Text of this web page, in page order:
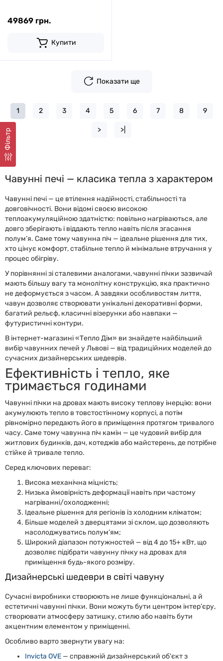
Фільтр
49869 грн.
Купити
Показати ще
1 2 3 4 5 6 7 8 9
> >|
Чавунні печі — класика тепла з характером
Чавунні печі — це втілення надійності, стабільності та
довговічності. Вони відомі своєю високою
теплоакумуляційною здатністю: повільно нагріваються, але
довго зберігають і віддають тепло навіть після згасання
полум’я. Саме тому чавунна піч — ідеальне рішення для тих,
хто цінує комфорт, стабільне тепло й мінімальне втручання у
процес обігріву.
У порівнянні зі сталевими аналогами, чавунні пічки зазвичай
мають більшу вагу та монолітну конструкцію, яка практично
не деформується з часом. А завдяки особливостям лиття,
чавун дозволяє створювати унікальні декоративні форми,
багатий рельєф, класичні візерунки або навпаки —
футуристичні контури.
В інтернет-магазині «Тепло Дім» ви знайдете найбільший
вибір чавунних печей у Львові — від традиційних моделей до
сучасних дизайнерських шедеврів.
Ефективність і тепло, яке
тримається годинами
Чавунні пічки на дровах мають високу теплову інерцію: вони
акумулюють тепло в товстостінному корпусі, а потім
рівномірно передають його в приміщення протягом тривалого
часу. Саме тому чавунна піч камін — це чудовий вибір для
житлових будинків, дач, котеджів або майстерень, де потрібне
стійке й тривале тепло.
Серед ключових переваг:
Висока механічна міцність;
Низька ймовірність деформації навіть при частому
нагріванні/охолодженні;
Ідеальне рішення для регіонів із холодним кліматом;
Більше моделей з дверцятами зі склом, що дозволяють
насолоджуватись полум’ям;
Широкий діапазон потужностей — від 4 до 15+ кВт, що
дозволяє підібрати чавунну пічку на дровах для
приміщення будь-якого розміру.
Дизайнерські шедеври в світі чавуну
Сучасні виробники створюють не лише функціональні, а й
естетичні чавунні пічки. Вони можуть бути центром інтер’єру,
створювати атмосферу затишку, стилю або навіть бути
акцентним елементом у приміщенні.
Особливо варто звернути увагу на:
Invicta OVE — справжній дизайнерський об'єкт з